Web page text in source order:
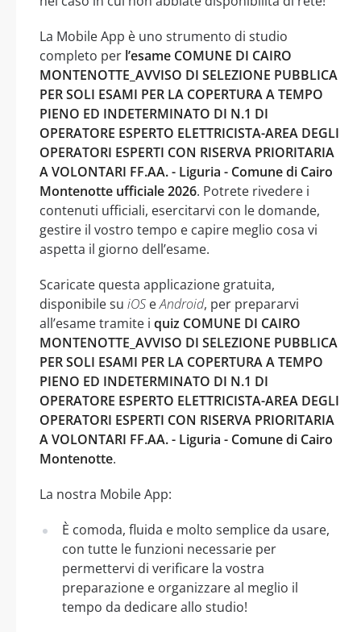
La Mobile App è uno strumento di studio
completo per l’esame COMUNE DI CAIRO
MONTENOTTE_AVVISO DI SELEZIONE PUBBLICA
PER SOLI ESAMI PER LA COPERTURA A TEMPO
PIENO ED INDETERMINATO DI N.1 DI
OPERATORE ESPERTO ELETTRICISTA-AREA DEGLI
OPERATORI ESPERTI CON RISERVA PRIORITARIA
A VOLONTARI FF.AA. - Liguria - Comune di Cairo
Montenotte ufficiale 2026. Potrete rivedere i
contenuti ufficiali, esercitarvi con le domande,
gestire il vostro tempo e capire meglio cosa vi
aspetta il giorno dell’esame.
Scaricate questa applicazione gratuita,
disponibile su iOS eAndroid, per prepararvi
all’esame tramite i quiz COMUNE DI CAIRO
MONTENOTTE_AVVISO DI SELEZIONE PUBBLICA
PER SOLI ESAMI PER LA COPERTURA A TEMPO
PIENO ED INDETERMINATO DI N.1 DI
OPERATORE ESPERTO ELETTRICISTA-AREA DEGLI
OPERATORI ESPERTI CON RISERVA PRIORITARIA
A VOLONTARI FF.AA. - Liguria - Comune di Cairo
Montenotte.
La nostra Mobile App:
È comoda, fluida e molto semplice da usare,
con tutte le funzioni necessarie per
permettervi di verificare la vostra
preparazione e organizzare al meglio il
tempo da dedicare allo studio!